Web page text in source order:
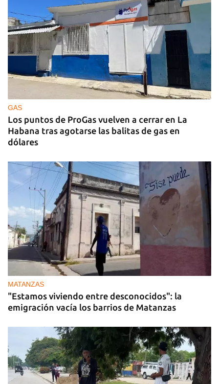
GAS
Los puntos de ProGas vuelven a cerrar en La
Habana tras agotarse las balitas de gas en
dólares
MATANZAS
"Estamos viviendo entre desconocidos": la
emigración vacía los barrios de Matanzas